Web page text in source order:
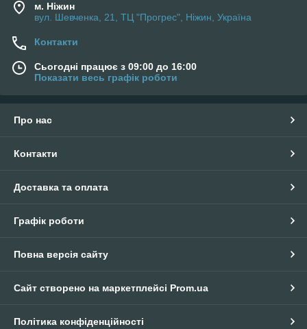
м. Ніжин
вул. Шевченка, 21, ТЦ "Прогрес", Ніжин, Україна
Контакти
Сьогодні працює з 09:00 до 16:00
Показати весь графік роботи
Про нас
Контакти
Доставка та оплата
Графік роботи
Повна версія сайту
Сайт створено на маркетплейсі Prom.ua
Політика конфіденційності